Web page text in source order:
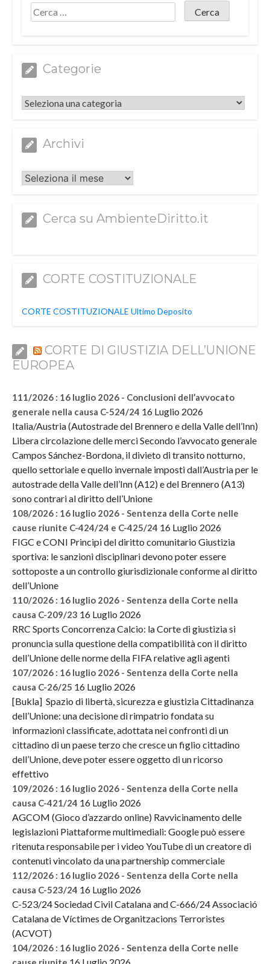
Categorie
Categorie
Archivi
Archivi
Cerca su AmbienteDiritto.it
CORTE COSTITUZIONALE
CORTE COSTITUZIONALE Ultimo Deposito
CORTE DI GIUSTIZIA DELL’UNIONE
EUROPEA
111/2026 : 16 luglio 2026 - Conclusioni dell’avvocato
generale nella causa C-524/24 16 Luglio 2026
Italia/Austria (Autostrade del Brennero e della Valle dell’Inn)
Libera circolazione delle merci Secondo l’avvocato generale
Campos Sánchez-Bordona, il divieto di transito notturno,
quello settoriale e quello invernale imposti dall’Austria per le
autostrade della Valle dell’Inn (A12) e del Brennero (A13)
sono contrari al diritto dell’Unione
108/2026 : 16 luglio 2026 - Sentenza della Corte nelle
cause riunite C-424/24 e C-425/24 16 Luglio 2026
FIGC e CONI Principi del diritto comunitario Giustizia
sportiva: le sanzioni disciplinari devono poter essere
sottoposte a un controllo giurisdizionale conforme al diritto
dell’Unione
110/2026 : 16 luglio 2026 - Sentenza della Corte nella
causa C-209/23 16 Luglio 2026
RRC Sports Concorrenza Calcio: la Corte di giustizia si
pronuncia sulla questione della compatibilità con il diritto
dell’Unione delle norme della FIFA relative agli agenti
107/2026 : 16 luglio 2026 - Sentenza della Corte nella
causa C-26/25 16 Luglio 2026
[Bukla] Spazio di libertà, sicurezza e giustizia Cittadinanza
dell’Unione: una decisione di rimpatrio fondata su
informazioni classificate, adottata nei confronti di un
cittadino di un paese terzo che cresce un figlio cittadino
dell’Unione, deve poter essere oggetto di un ricorso
effettivo
109/2026 : 16 luglio 2026 - Sentenza della Corte nella
causa C-421/24 16 Luglio 2026
AGCOM (Gioco d’azzardo online) Ravvicinamento delle
legislazioni Piattaforme multimediali: Google può essere
ritenuta responsabile per i video YouTube di un creatore di
contenuti vincolato da una partnership commerciale
112/2026 : 16 luglio 2026 - Sentenza della Corte nella
causa C-523/24 16 Luglio 2026
C-523/24 Sociedad Civil Catalana and C-666/24 Associació
Catalana de Víctimes de Organitzacions Terroristes
(ACVOT)
104/2026 : 16 luglio 2026 - Sentenza della Corte nelle
16 Luglio 2026